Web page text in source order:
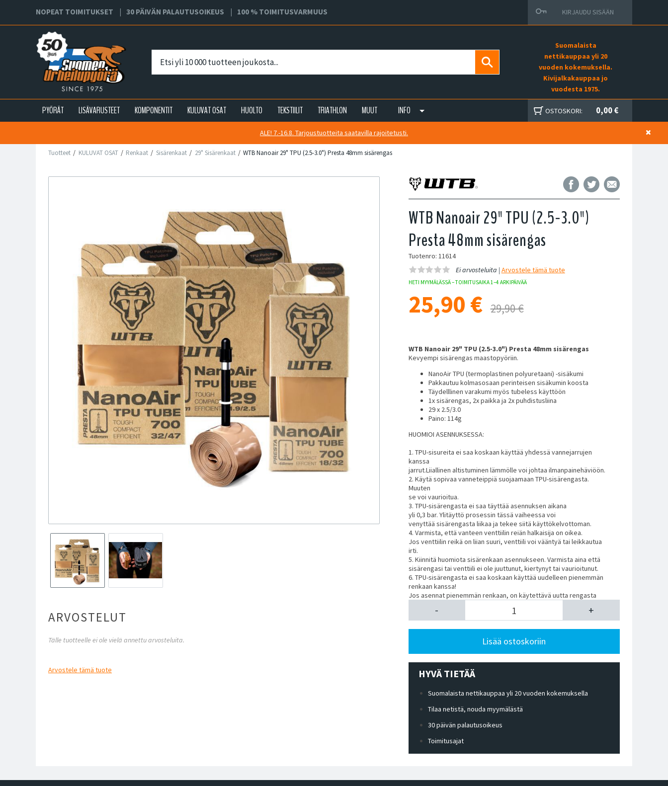
NOPEAT TOIMITUKSET 30 PÄIVÄN PALAUTUSOIKEUS 100 % TOIMITUSVARMUUS KIRJAUDU SISÄÄN
Suomalaista
nettikauppaa yli 20
vuoden kokemuksella.
Kivijalkakauppaa jo
vuodesta 1975.
PYÖRÄT LISÄVARUSTEET KOMPONENTIT KULUVAT OSAT HUOLTO TEKSTIILIT TRIATHLON MUUT INFO OSTOSKORI: 0,00 €
ALE! 7.-16.8. Tarjoustuotteita saatavilla rajoitetusti.
Tuotteet KULUVAT OSAT Renkaat Sisärenkaat 29" Sisärenkaat WTB Nanoair 29" TPU (2.5-3.0") Presta 48mm sisärengas
ARVOSTELUT
Tälle tuotteelle ei ole vielä annettu arvosteluita.
Arvostele tämä tuote
WTB Nanoair 29" TPU (2.5-3.0")
Presta 48mm sisärengas
Tuotenro: 11614
Ei arvosteluita | Arvostele tämä tuote
HETI MYYMÄLÄSSÄ – TOIMITUSAIKA 1–4 ARKIPÄIVÄÄ
25,90 € 29,90 €
WTB Nanoair 29" TPU (2.5-3.0") Presta 48mm sisärengas
Kevyempi sisärengas maastopyöriin.
NanoAir TPU (termoplastinen polyuretaani) -sisäkumi
Pakkautuu kolmasosaan perinteisen sisäkumin koosta
Täydelllinen varakumi myös tubeless käyttöön
1x sisärengas, 2x paikka ja 2x puhdistusliina
29 x 2.5/3.0
Paino: 114g
HUOMIOI ASENNUKSESSA:
1. TPU-sisureita ei saa koskaan käyttää yhdessä vannejarrujen
kanssa
jarrut.Liiallinen altistuminen lämmölle voi johtaa ilmanpainehäviöön.
2. Käytä sopivaa vanneteippiä suojaamaan TPU-sisärengasta.
Muuten
se voi vaurioitua.
3. TPU-sisärengasta ei saa täyttää asennuksen aikana
yli 0,3 bar. Ylitäyttö prosessin tässä vaiheessa voi
venyttää sisärengasta liikaa ja tekee siitä käyttökelvottoman.
4. Varmista, että vanteen venttiilin reiän halkaisija on oikea.
Jos venttiilin reikä on liian suuri, venttiili voi vääntyä tai leikkautua
irti.
5. Kiinnitä huomiota sisärenkaan asennukseen. Varmista aina että
sisärengasi tai venttiili ei ole juuttunut, kiertynyt tai vaurioitunut.
6. TPU-sisärengasta ei saa koskaan käyttää uudelleen pienemmän
renkaan kanssa!
Jos asennat pienemmän renkaan, on käytettävä uutta rengasta
- +
Lisää ostoskoriin
HYVÄ TIETÄÄ
Suomalaista nettikauppaa yli 20 vuoden kokemuksella
Tilaa netistä, nouda myymälästä
30 päivän palautusoikeus
Toimitusajat